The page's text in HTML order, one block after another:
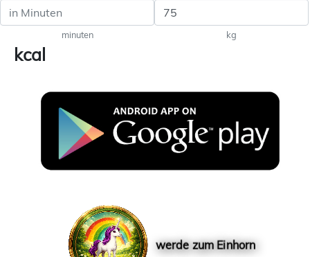
minuten kg
kcal
werde zum Einhorn